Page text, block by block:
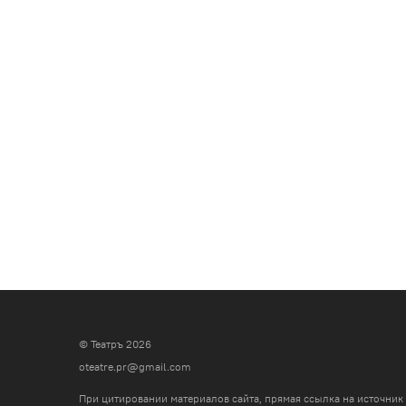
© Театръ 2026
oteatre.pr@gmail.com
При цитировании материалов сайта, прямая ссылка на источник